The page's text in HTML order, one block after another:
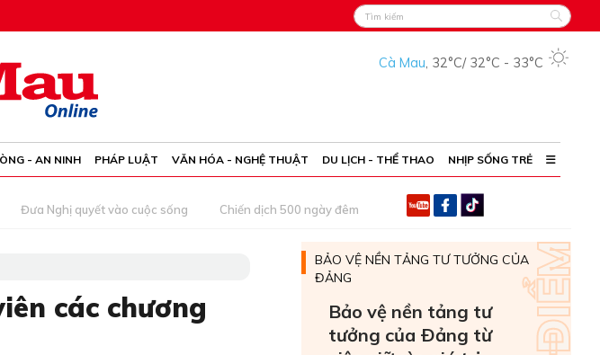
Cà Mau, 32°C/ 32°C - 33°C
- AN NINH PHÁP LUẬT VĂN HÓA - NGHỆ THUẬT DU LỊCH - THỂ THAO NHỊP SỐNG TRẺ
Đưa Nghị quyết vào cuộc sống Chiến dịch 500 ngày đêm
các chương
BẢO VỆ NỀN TẢNG TƯ TƯỞNG CỦA
ĐẢNG
Bảo vệ nền tảng tư
tưởng của Ðảng từ